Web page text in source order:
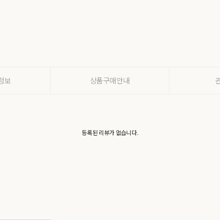
보 상품구매안내
등록된 리뷰가 없습니다.